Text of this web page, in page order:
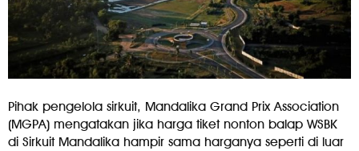
Pihak pengelola sirkuit, Mandalika Grand Prix Association
(MGPA) mengatakan jika harga tiket nonton balap WSBK
di Sirkuit Mandalika hampir sama harganya seperti di luar